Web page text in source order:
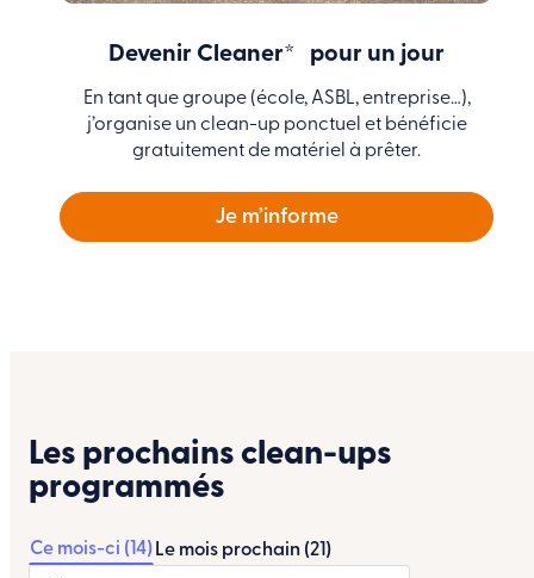
Devenir Cleaner* pour un jour
En tant que groupe (école, ASBL, entreprise…),
j’organise un clean-up ponctuel et bénéficie
gratuitement de matériel à prêter.
Je m’informe
Les prochains clean-ups
programmés
Ce mois-ci (14) Le mois prochain (21)